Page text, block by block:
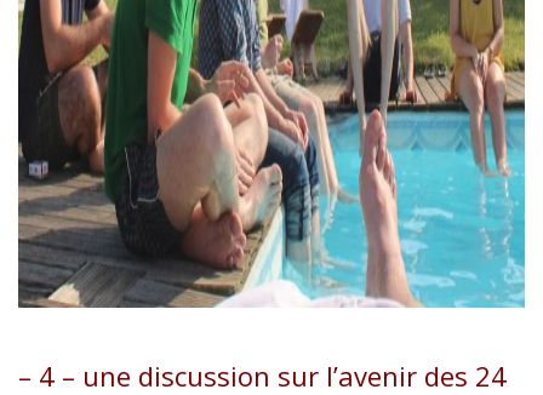
– 4 – une discussion sur l’avenir des 24